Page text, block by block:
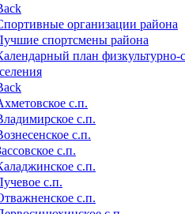
организации района
спортсмены района
план
с.п.
с.п.
с.п.
с.п.
с.п.
с.п.
с.п.